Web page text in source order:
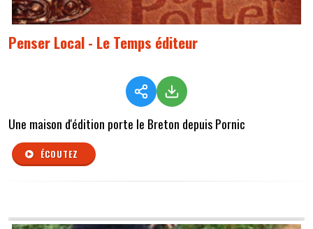
Penser Local - Le Temps éditeur
Une maison d'édition porte le Breton depuis Pornic
ÉCOUTEZ